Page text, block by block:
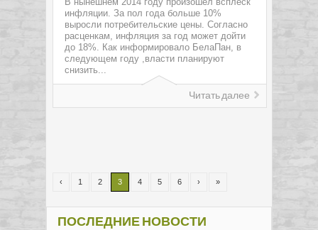
инфляции. За пол года больше 10%
выросли потребительские цены. Согласно
расценкам, инфляция за год может дойти
до 18%. Как информировало БелаПан, в
следующем году ,власти планируют
снизить...
Читать далее
‹ 1 2 3 4 5 6 › »
ПОСЛЕДНИЕ НОВОСТИ